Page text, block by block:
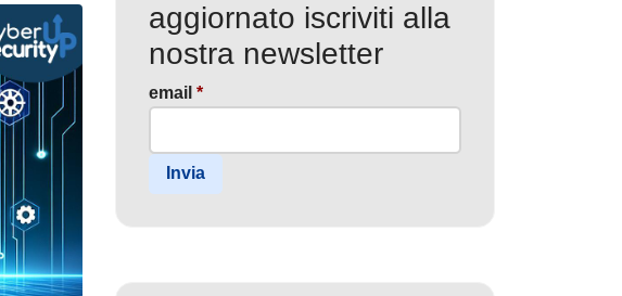
aggiornato iscriviti alla
nostra newsletter
email *
Invia